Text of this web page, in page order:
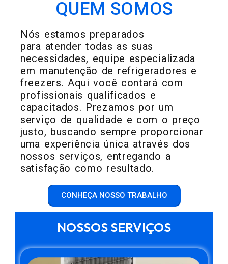
QUEM SOMOS
Nós estamos preparados
para atender todas as suas
necessidades, equipe especializada
em manutenção de refrigeradores e
freezers. Aqui você contará com
profissionais qualificados e
capacitados. Prezamos por um
serviço de qualidade e com o preço
justo, buscando sempre proporcionar
uma experiência única através dos
nossos serviços, entregando a
satisfação como resultado.
CONHEÇA NOSSO TRABALHO
NOSSOS SERVIÇOS